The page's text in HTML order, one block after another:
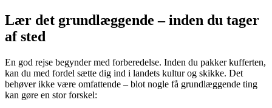
Lær det grundlæggende – inden du tager
af sted
En god rejse begynder med forberedelse. Inden du pakker kufferten,
kan du med fordel sætte dig ind i landets kultur og skikke. Det
behøver ikke være omfattende – blot nogle få grundlæggende ting
kan gøre en stor forskel: